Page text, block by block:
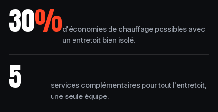
30%d'économies de chauffage possibles avec
un entretoit bien isolé.
5
services complémentaires pour tout l'entretoit,
une seule équipe.